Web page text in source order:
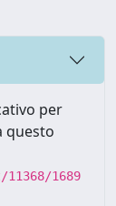
per
questo
1689